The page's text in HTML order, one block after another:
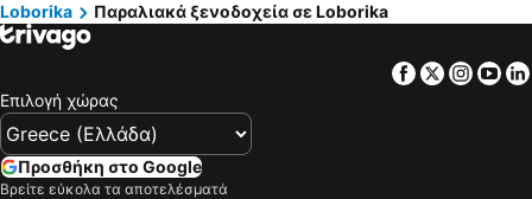
Loborika
Παραλιακά ξενοδοχεία σε Loborika
Facebook
Twitter
Επιλογή χώρας
Προσθήκη στο Google
Βρείτε εύκολα τα αποτελέσματά